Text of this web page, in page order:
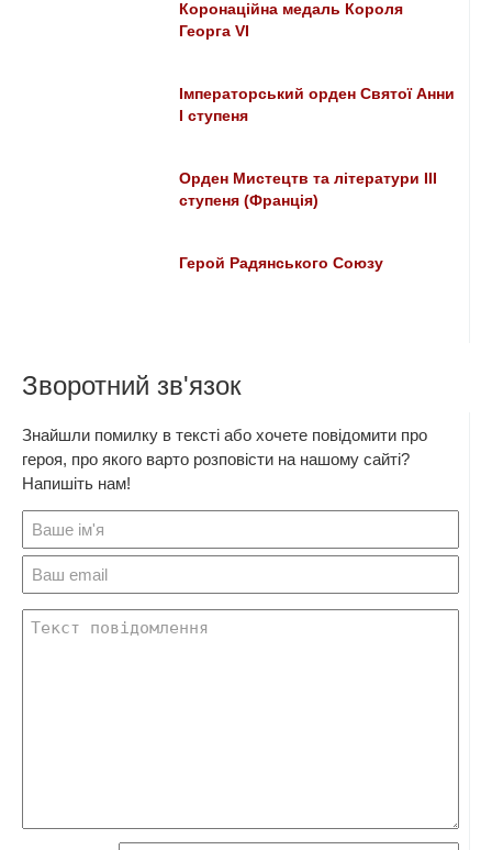
Коронаційна медаль Короля
Георга VI
Імператорський орден Святої Анни
І ступеня
Орден Мистецтв та літератури IІІ
ступеня (Франція)
Герой Радянського Союзу
Зворотний зв'язок
Знайшли помилку в тексті або хочете повідомити про
героя, про якого варто розповісти на нашому сайті?
Напишіть нам!